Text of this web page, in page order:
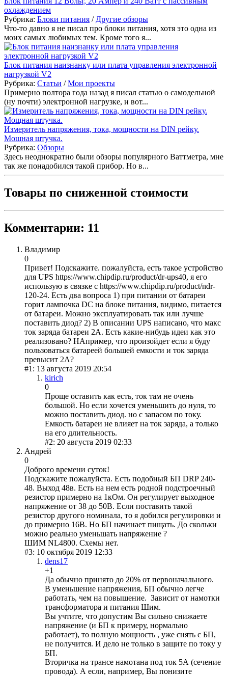
охлаждением
Рубрика: Блоки питания / Другие обзоры
Что-то давно я не писал про блоки питания, хотя это одна из
моих самых любимых тем. Кроме того я...
Блок питания наизнанку или плата управления электронной
нагрузкой V2
Рубрика: Статьи /Мои проекты
Примерно полтора года назад я писал статью о самодельной
(ну почти) электронной нагрузке, и вот...
Измеритель напряжения, тока, мощности на DIN рейку.
Мощная штучка.
Рубрика: Обзоры
Здесь неоднократно были обзоры популярного Ваттметра, мне
так же понадобился такой прибор. Но в...
Товары по сниженной стоимости
Комментарии: 11
Владимир
0
Привет! Подскажите. пожалуйста, есть такое устройство
для UPS https://www.chipdip.ru/product/dr-ups40, я его
использую в связке с https://www.chipdip.ru/product/ndr-
120-24. Есть два вопроса 1) при питании от батареи
горит лампочка DC на блоке питания, видимо, питается
от батареи. Можно эксплуатировать так или лучше
поставить диод? 2) В описании UPS написано, что макс
ток заряда батареи 2А. Есть какие-нибудь идеи как это
реализовано? НАпример, что произойдет если я буду
пользоваться батареей большей емкости и ток заряда
превысит 2А?
#1: 13 августа 2019 20:54
kirich
0
Проще оставить как есть, ток там не очень
большой. Но если хочется уменьшить до нуля, то
можно поставить диод. но с запасом по току.
Емкость батареи не влияет на ток заряда, а только
на его длительность.
#2: 20 августа 2019 02:33
Андрей
0
Доброго времени суток!
Подскажите пожалуйста. Есть подобный БП DRP 240-
48. Выход 48в. Есть на нем есть родной подстроечный
резистор примерно на 1кОм. Он регулирует выходное
напряжение от 38 до 50В. Если поставить такой
резистор другого номинала, то я добился регулировки и
до примерно 16В. Но БП начинает пищать. До скольки
можно реально уменьшать напряжение ?
ШИМ NL4800. Схемы нет.
#3: 10 октября 2019 12:33
dens17
+1
Да обычно принято до 20% от первоначального.
В уменьшение напряжения, БП обычно легче
работать, чем на повышение. Зависит от намотки
трансформатора и питания Шим.
Вы учтите, что допустим Вы сильно снижаете
напряжение (и БП к примеру, нормально
работает), то полную мощность , уже снять с БП,
не получится. И дело не только в защите по току у
БП.
Вторичка на трансе намотана под ток 5А (сечение
провода). А если, например, Вы понизите